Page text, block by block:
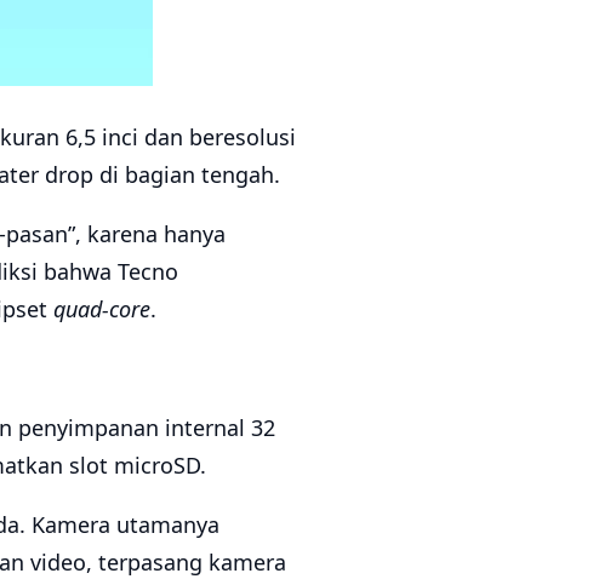
6,5 inci dan beresolusi
drop di bagian tengah.
karena hanya
bahwa Tecno
quad-core.
penyimpanan internal 32
slot microSD.
Kamera utamanya
video, terpasang kamera